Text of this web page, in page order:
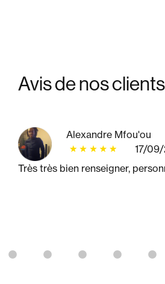
Avis denos clients
Alexandre Mfou'ou
17/
Très très bien renseigner,